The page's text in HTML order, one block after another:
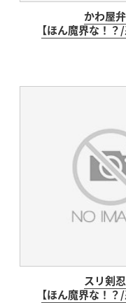
かわ屋
【ほん魔界な！？
スリ剣
【ほん魔界な！？